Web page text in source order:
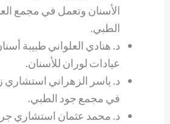
الأسنان وتعمل في مجمع
الطبي.
د. هنادي العلواني طبيبة
عيادات لوران للأسنان.
د. ياسر الزهراني استشاري
في مجمع جود الطبي.
د. محمد عثمان استشاري